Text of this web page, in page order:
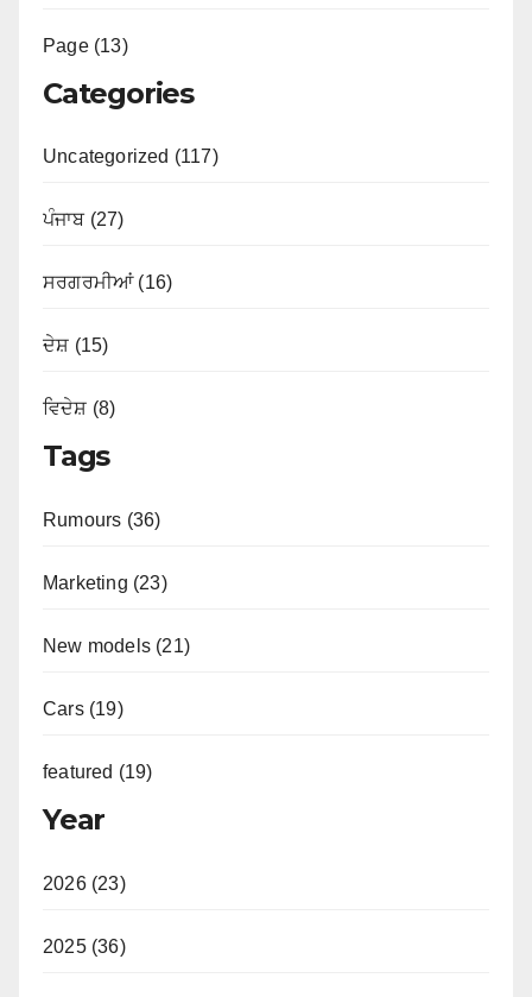
Page (13)
Categories
Uncategorized (117)
ਪੰਜਾਬ (27)
ਸਰਗਰਮੀਆਂ (16)
ਦੇਸ਼ (15)
ਵਿਦੇਸ਼ (8)
Tags
Rumours (36)
Marketing (23)
New models (21)
Cars (19)
featured (19)
Year
2026 (23)
2025 (36)